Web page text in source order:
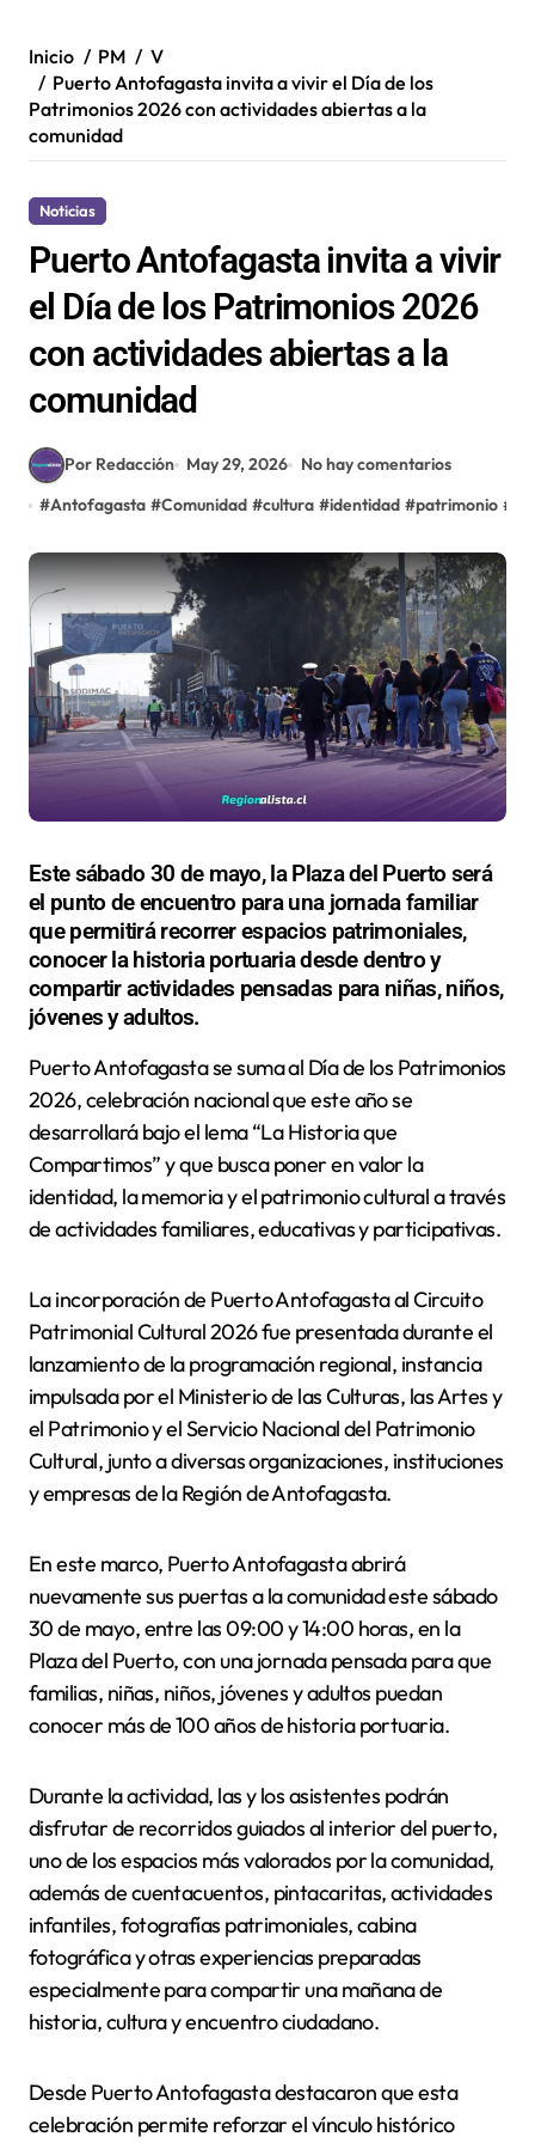
Inicio PM
V
Puerto Antofagasta invita a vivir el Día de los
Patrimonios 2026 con actividades abiertas a la
comunidad
Noticias
Puerto Antofagasta invita a vivir
el Día de los Patrimonios 2026
con actividades abiertas a la
comunidad
Por Redacción May 29, 2026
No hay comentarios
#Antofagasta #Comunidad #cultura #identidad #patrimonio #
Este sábado 30 de mayo, la Plaza del Puerto será
el punto de encuentro para una jornada familiar
que permitirá recorrer espacios patrimoniales,
conocer la historia portuaria desde dentro y
compartir actividades pensadas para niñas, niños,
jóvenes y adultos.
Puerto Antofagasta se suma al Día de los Patrimonios
2026, celebración nacional que este año se
desarrollará bajo el lema “La Historia que
Compartimos” y que busca poner en valor la
identidad, la memoria y el patrimonio cultural a través
de actividades familiares, educativas y participativas.
La incorporación de Puerto Antofagasta al Circuito
Patrimonial Cultural 2026 fue presentada durante el
lanzamiento de la programación regional, instancia
impulsada por el Ministerio de las Culturas, las Artes y
el Patrimonio y el Servicio Nacional del Patrimonio
Cultural, junto a diversas organizaciones, instituciones
y empresas de la Región de Antofagasta.
En este marco, Puerto Antofagasta abrirá
nuevamente sus puertas a la comunidad este sábado
30 de mayo, entre las 09:00 y 14:00 horas, en la
Plaza del Puerto, con una jornada pensada para que
familias, niñas, niños, jóvenes y adultos puedan
conocer más de 100 años de historia portuaria.
Durante la actividad, las y los asistentes podrán
disfrutar de recorridos guiados al interior del puerto,
uno de los espacios más valorados por la comunidad,
además de cuentacuentos, pintacaritas, actividades
infantiles, fotografías patrimoniales, cabina
fotográfica y otras experiencias preparadas
especialmente para compartir una mañana de
historia, cultura y encuentro ciudadano.
Desde Puerto Antofagasta destacaron que esta
celebración permite reforzar el vínculo histórico